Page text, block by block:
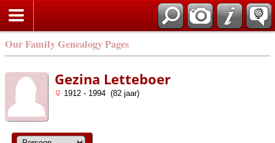
Our Family Genealogy Pages
Gezina Letteboer
1912 - 1994 (82 jaar)